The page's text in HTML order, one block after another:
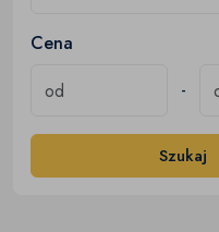
Cena
-
Szukaj